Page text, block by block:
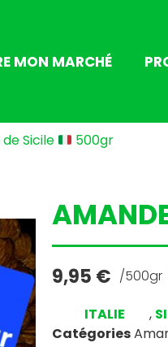
MON MARCHÉ
Sicile 500gr
9,95 € /500gr
Catégories
ITALIE ,